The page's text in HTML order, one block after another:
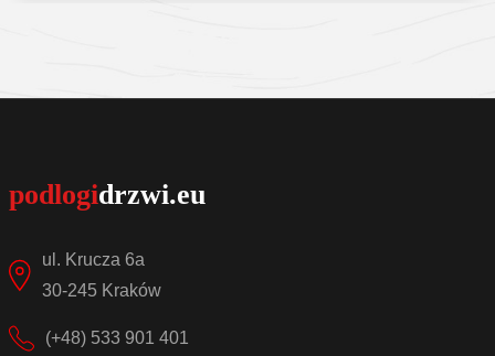
ul. Krucza 6a
30-245 Kraków
(+48) 533 901 401